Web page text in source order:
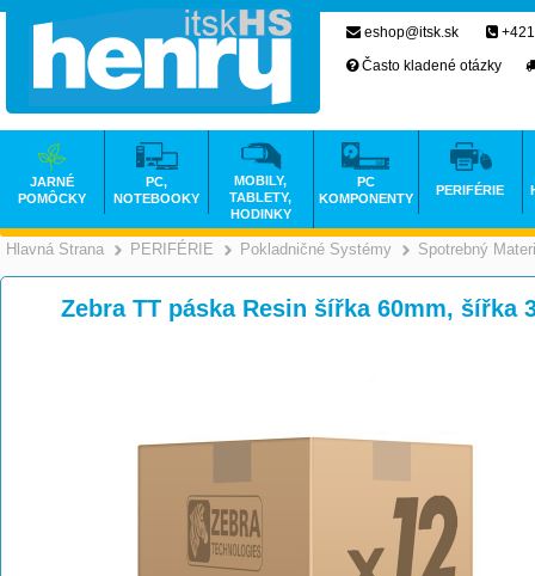
Hlavná Strana >
PERIFÉRIE >
Pokladničné Systémy Spotrebný
Zebra TT páska Resin šířka 60mm, šířka
eshop@itsk.sk
Často kladené otázky
JARNÉ
POMÔCKY
PC,
NOTEBOOKY
MOBILY,
TABLETY,
HODINKY
PC
KOMPONENTY
PERIFÉRIE